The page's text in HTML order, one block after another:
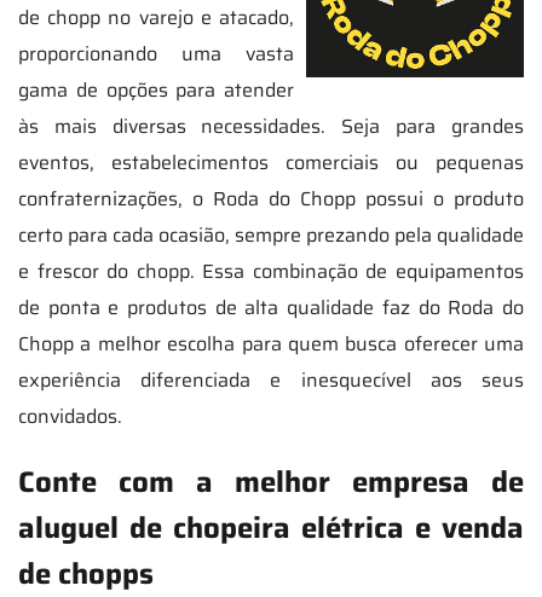
de chopp no varejo e atacado,
proporcionando uma vasta
gama de opções para atender
às mais diversas necessidades. Seja para grandes
eventos, estabelecimentos comerciais ou pequenas
confraternizações, o Roda do Chopp possui o produto
certo para cada ocasião, sempre prezando pela qualidade
e frescor do chopp. Essa combinação de equipamentos
de ponta e produtos de alta qualidade faz do Roda do
Chopp a melhor escolha para quem busca oferecer uma
experiência diferenciada e inesquecível aos seus
convidados.
Conte com a melhor empresa de
aluguel de chopeira elétrica e venda
de chopps